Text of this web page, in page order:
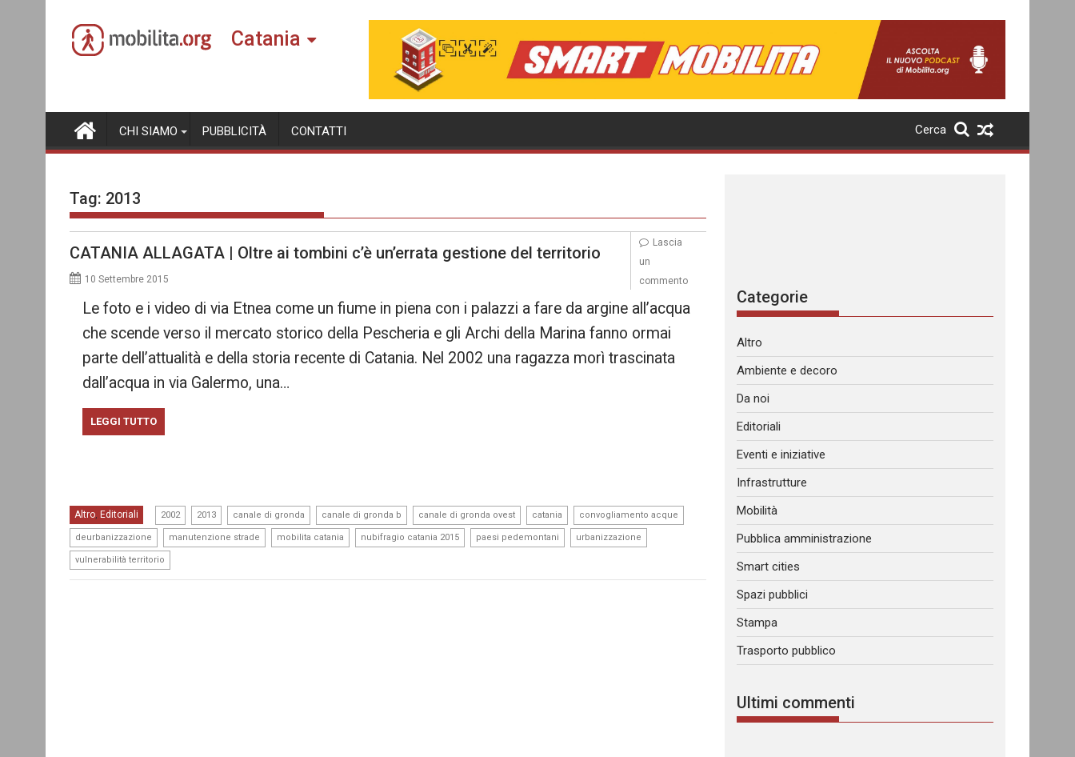
content
Catania
CHI SIAMO PUBBLICITÀ CONTATTI Cerca
Tag: 2013
CATANIA ALLAGATA | Oltre ai tombini c’è un’errata gestione del territorio
10 Settembre 2015
Le foto e i video di via Etnea come un fiume in piena con i palazzi a fare da argine all’acqua
che scende verso il mercato storico della Pescheria e gli Archi della Marina fanno ormai
parte dell’attualità e della storia recente di Catania. Nel 2002 una ragazza morì trascinata
dall’acqua in via Galermo, una…
LEGGI TUTTO
Altro Editoriali 2002 2013 canale di gronda canale di gronda b canale di gronda ovest catania convogliamento acque
deurbanizzazione manutenzione strade mobilita catania nubifragio catania 2015 paesi pedemontani urbanizzazione
vulnerabilità territorio
Lascia
un
commento
Categorie
Altro
Ambiente e decoro
Da noi
Editoriali
Eventi e iniziative
Infrastrutture
Mobilità
Pubblica amministrazione
Smart cities
Spazi pubblici
Stampa
Trasporto pubblico
Ultimi commenti